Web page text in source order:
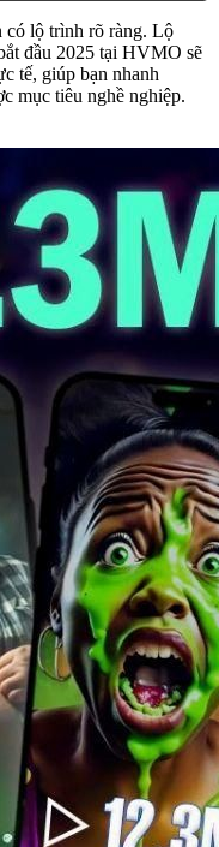
có lộ trình rõ ràng. Lộ
đầu 2025 tại HVMO sẽ
tế, giúp bạn nhanh
mục tiêu nghề nghiệp.